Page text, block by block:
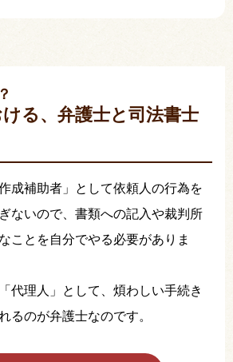
る、弁護士と司法書士
成補助者」として依頼人の行為を
ないので、書類への記入や裁判所
ことを自分でやる必要がありま
代理人」として、煩わしい手続き
るのが弁護士なのです。